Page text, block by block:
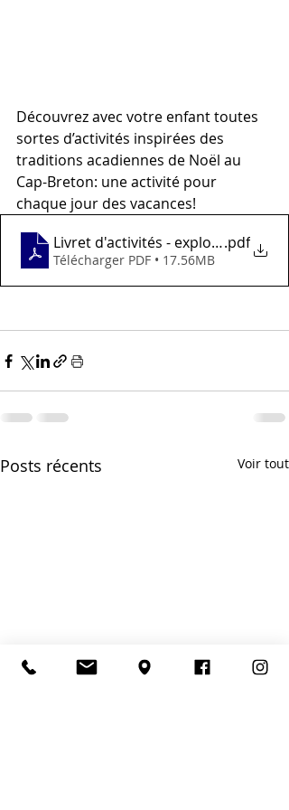
Découvrez avec votre enfant toutes
sortes d’activités inspirées des
traditions acadiennes de Noël au
Cap-Breton: une activité pour
chaque jour des vacances!
Livret d'activités - explorations
.pdf
Télécharger PDF • 17.56MB
Posts récents Voir tout